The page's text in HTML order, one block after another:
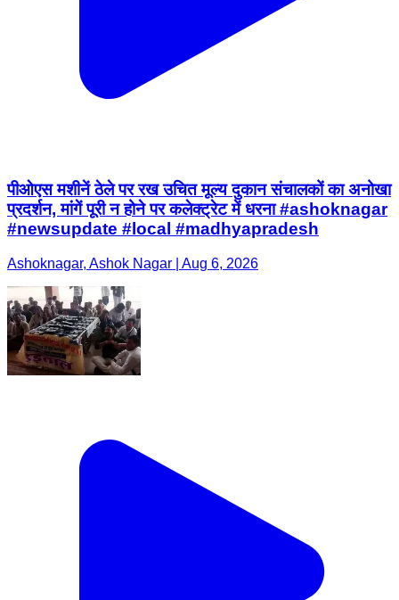
पीओएस मशीनें ठेले पर रख उचित मूल्य दुकान संचालकों का अनोखा
प्रदर्शन, मांगें पूरी न होने पर कलेक्ट्रेट में धरना #ashoknagar
#newsupdate #local #madhyapradesh
Ashoknagar, Ashok Nagar | Aug 6, 2026